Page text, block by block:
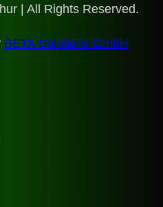
| All Rights Reserved.
BETA Solutions GmbH